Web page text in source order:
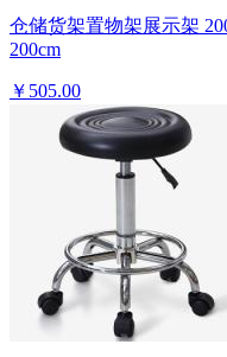
仓储货架置物架展示架
200cm
￥505.00